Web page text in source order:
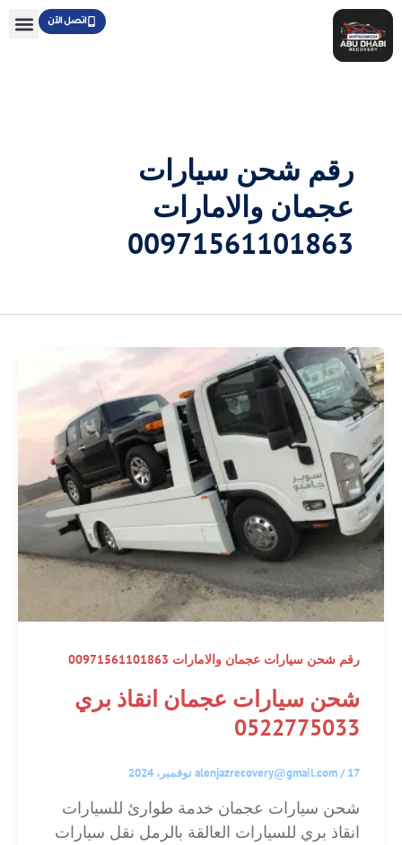
تخطي
إلى
المحتوى
اتصل الآن
رقم شحن سيارات
عجمان والامارات
00971561101863
رقم شحن سيارات عجمان والامارات 00971561101863
شحن سيارات عجمان انقاذ بري
0522775033
alenjazrecovery@gmail.com/17 نوفمبر، 2024
شحن سيارات عجمان خدمة طوارئ للسيارات
انقاذ بري للسيارات العالقة بالرمل نقل سيارات